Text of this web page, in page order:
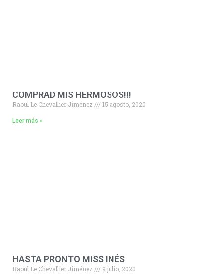
COMPRAD MIS HERMOSOS!!!
Raoul Le Chevallier Jiménez 15 agosto, 2020
Leer más »
HASTA PRONTO MISS INÉS
Raoul Le Chevallier Jiménez 9 julio, 2020